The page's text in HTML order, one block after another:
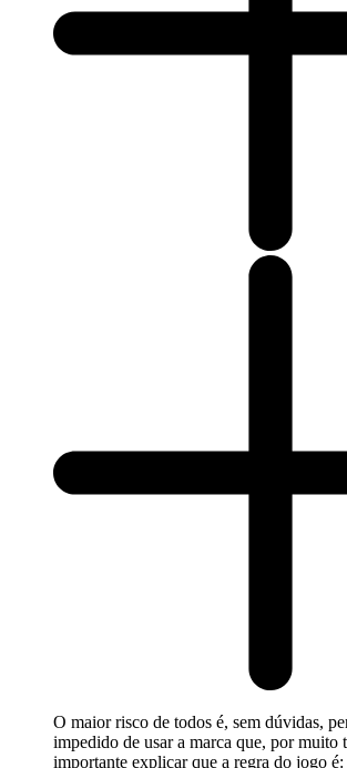
O maior risco de todos é, sem dúvidas,
impedido de usar a marca que, por muito
importante explicar que a regra do jogo é: